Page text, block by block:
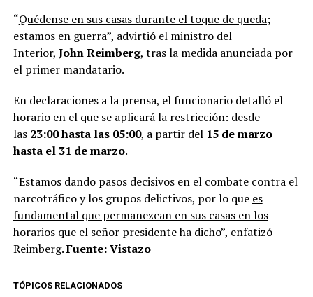
“Quédense en sus casas durante el toque de queda;
estamos en guerra”, advirtió el ministro del
Interior, John Reimberg, tras la medida anunciada por
el primer mandatario.
En declaraciones a la prensa, el funcionario detalló el
horario en el que se aplicará la restricción: desde
las 23:00 hasta las 05:00, a partir del 15 de marzo
hasta el 31 de marzo.
“Estamos dando pasos decisivos en el combate contra el
narcotráfico y los grupos delictivos, por lo que es
fundamental que permanezcan en sus casas en los
horarios que el señor presidente ha dicho”, enfatizó
Reimberg.Fuente: Vistazo
TÓPICOS RELACIONADOS